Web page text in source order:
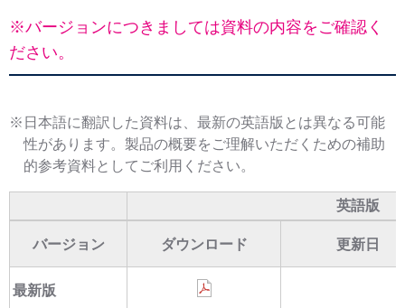
※バージョンにつきましては資料の内容をご確認く
ださい。
※日本語に翻訳した資料は、最新の英語版とは異なる可能
性があります。製品の概要をご理解いただくための補助
的参考資料としてご利用ください。
英語版
バージョン ダウンロード 更新日
最新版